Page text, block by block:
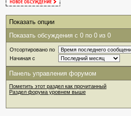
Показать опции
Показать обсуждения с 0 по 0 из 0
Отсортировано по
Начиная с
Панель управления форумом
Пометить этот раздел как прочитанный
Раздел форума уровнем выше